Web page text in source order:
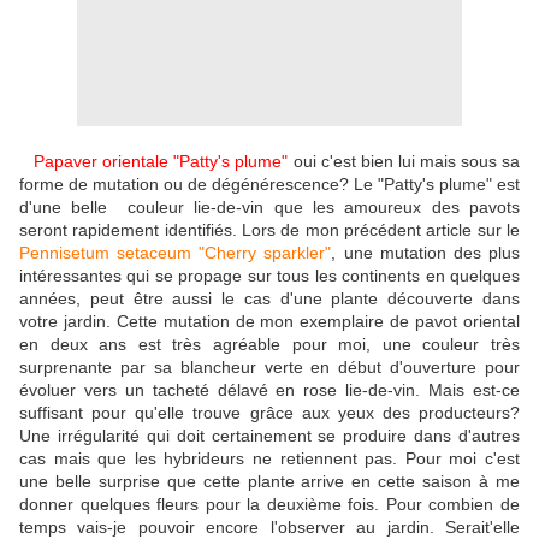
Papaver orientale "Patty's plume" oui c'est bien lui mais sous sa
forme de mutation ou de dégénérescence? Le "Patty's plume" est
d'une belle couleur lie-de-vin que les amoureux des pavots
seront rapidement identifiés. Lors de mon précédent article sur le
Pennisetum setaceum "Cherry sparkler" , une mutation des plus
intéressantes qui se propage sur tous les continents en quelques
années, peut être aussi le cas d'une plante découverte dans
votre jardin. Cette mutation de mon exemplaire de pavot oriental
en deux ans est très agréable pour moi, une couleur très
surprenante par sa blancheur verte en début d'ouverture pour
évoluer vers un tacheté délavé en rose lie-de-vin. Mais est-ce
suffisant pour qu'elle trouve grâce aux yeux des producteurs?
Une irrégularité qui doit certainement se produire dans d'autres
cas mais que les hybrideurs ne retiennent pas. Pour moi c'est
une belle surprise que cette plante arrive en cette saison à me
donner quelques fleurs pour la deuxième fois. Pour combien de
temps vais-je pouvoir encore l'observer au jardin. Serait'elle